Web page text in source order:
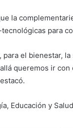
la
para
el bienestar,
queremos ir
Educación y